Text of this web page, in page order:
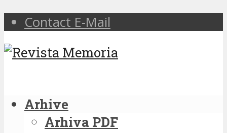
Contact E-Mail
Arhive
Arhiva PDF